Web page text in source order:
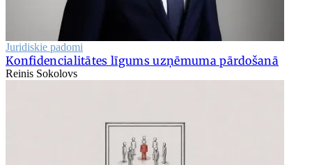
Juridiskie padomi
Konfidencialitātes līgums uzņēmuma pārdošanā
Reinis Sokolovs